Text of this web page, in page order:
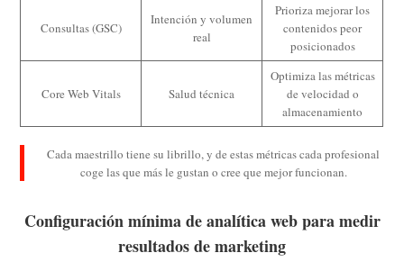
Consultas (GSC)
Intención y volumen
real
Prioriza mejorar los
contenidos peor
posicionados
Core Web Vitals Salud técnica
Optimiza las métricas
de velocidad o
almacenamiento
Cada maestrillo tiene su librillo, y de estas métricas cada profesional
coge las que más le gustan o cree que mejor funcionan.
Configuración mínima de analítica web para medir
resultados de marketing